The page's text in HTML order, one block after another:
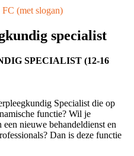
specialist
SPECIALIST (12-16
Specialist die op
functie? Wil je
nieuwe behandeldienst en
Dan is deze functie